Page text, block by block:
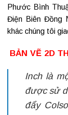
Phước Bình
Điện Biên Đồng
khác chúng tôi
BẢN VẼ 2D
Inch là
được sử
đẩy